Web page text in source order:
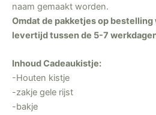
naam gemaakt worden.
Omdat de pakketjes op bestelling
levertijd tussen de 5-7
Inhoud Cadeaukistje:
-Houten kistje
-zakje gele rijst
-bakje